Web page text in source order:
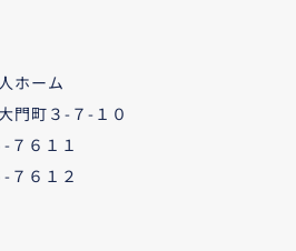
ホーム
門町３-７-１０
７６１１
７６１２